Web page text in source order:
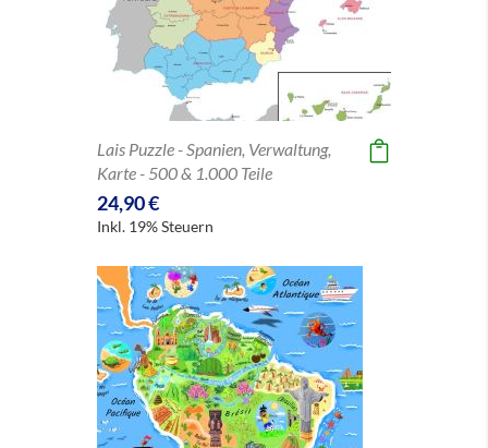
Lais Puzzle - Spanien, Verwaltung,
Karte - 500 & 1.000 Teile
24,90 €
Inkl. 19% Steuern